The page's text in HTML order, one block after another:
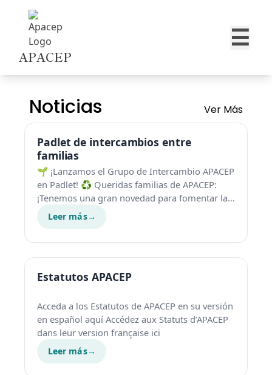
Skip to content
APACEP
☰
Noticias Ver Más
Padlet de intercambios entre
familias
🌱 ¡Lanzamos el Grupo de Intercambio APACEP
en Padlet! ♻️ Queridas familias de APACEP:
¡Tenemos una gran novedad para fomentar la
economía…
Leer más→
Estatutos APACEP
Acceda a los Estatutos de APACEP en su versión
en español aquí Accédez aux Statuts d’APACEP
dans leur version française ici
Leer más→